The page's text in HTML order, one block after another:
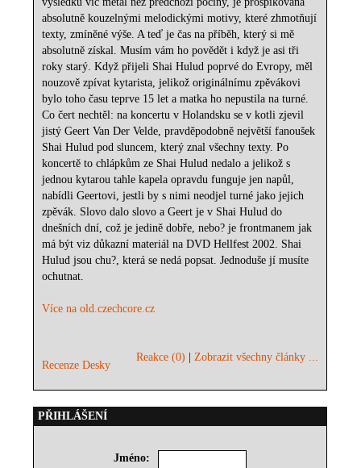
absolutně kouzelnými melodickými motivy, které zhmotňují
texty, zmíněné výše. A teď je čas na příběh, který si mě
absolutně získal. Musím vám ho povědět i když je asi tři
roky starý. Když přijeli Shai Hulud poprvé do Evropy, měl
nouzově zpívat kytarista, jelikož originálnímu zpěvákovi
bylo toho času teprve 15 let a matka ho nepustila na turné.
Co čert nechtěl: na koncertu v Holandsku se v kotli zjevil
jistý Geert Van Der Velde, pravděpodobně největší fanoušek
Shai Hulud pod sluncem, který znal všechny texty. Po
koncertě to chlápkům ze Shai Hulud nedalo a jelikož s
jednou kytarou tahle kapela opravdu funguje jen napůl,
nabídli Geertovi, jestli by s nimi neodjel turné jako jejich
zpěvák. Slovo dalo slovo a Geert je v Shai Hulud do
dnešních dní, což je jedině dobře, nebo? je frontmanem jak
má být viz důkazní materiál na DVD Hellfest 2002. Shai
Hulud jsou chu?, která se nedá popsat. Jednoduše jí musíte
ochutnat.
Více na old.czechcore.cz
Recenze Desky
Reakce (0) |Zobrazit všechny články ...
PŘIHLÁŠENÍ
Jméno: